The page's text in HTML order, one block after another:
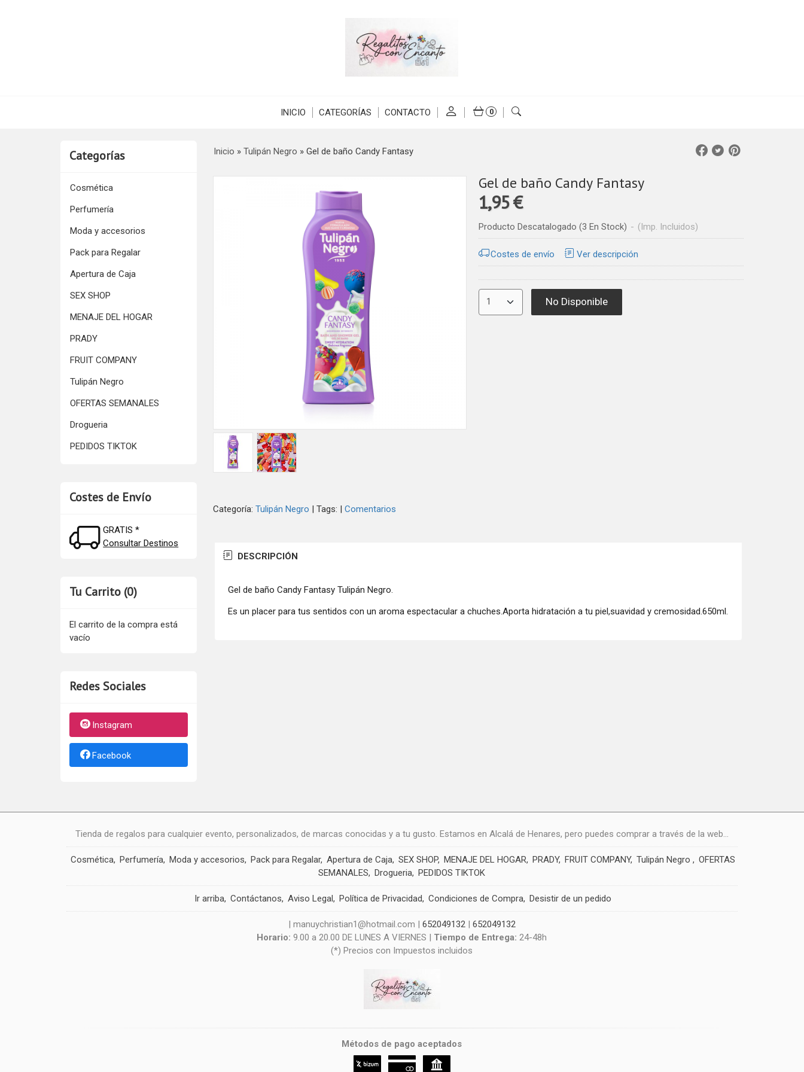
INICIO CATEGORÍAS CONTACTO 0
Categorías
Cosmética
Perfumería
Moda y accesorios
Pack para Regalar
Apertura de Caja
SEX SHOP
MENAJE DEL HOGAR
PRADY
FRUIT COMPANY
Tulipán Negro
OFERTAS SEMANALES
Drogueria
PEDIDOS TIKTOK
Costes de Envío
GRATIS *
Consultar Destinos
Tu Carrito (0)
El carrito de la compra está
vacío
Redes Sociales
Instagram
Facebook
Inicio » Tulipán Negro » Gel de baño Candy Fantasy
Gel de baño Candy Fantasy
1,95 €
Producto Descatalogado (3 En Stock) - (Imp. Incluidos)
Costes de envío Ver descripción
No Disponible
Categoría: Tulipán Negro | Tags: | Comentarios
DESCRIPCIÓN
Gel de baño Candy Fantasy Tulipán Negro.
Es un placer para tus sentidos con un aroma espectacular a chuches.Aporta hidratación a tu piel,suavidad y cremosidad.650ml.
Tienda de regalos para cualquier evento, personalizados, de marcas conocidas y a tu gusto. Estamos en Alcalá de Henares, pero puedes comprar a través de la web...
Cosmética Perfumería Moda y accesorios Pack para Regalar Apertura de Caja SEX SHOP MENAJE DEL HOGAR PRADY FRUIT COMPANY Tulipán Negro
OFERTAS
SEMANALES Drogueria PEDIDOS TIKTOK
Ir arriba Contáctanos Aviso Legal Política de Privacidad Condiciones de Compra Desistir de un pedido
| manuychristian1@hotmail.com | 652049132| 652049132
Horario:9.00 a 20.00 DE LUNES A VIERNES | Tiempo de Entrega:24-48h
(*) Precios con Impuestos incluidos
Métodos de pago aceptados